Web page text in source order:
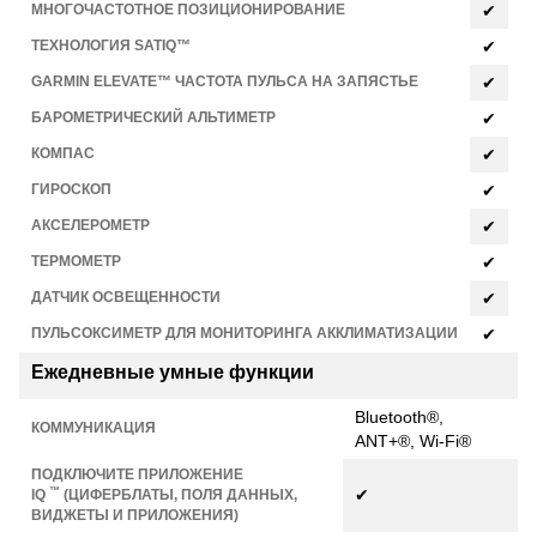
МНОГОЧАСТОТНОЕ ПОЗИЦИОНИРОВАНИЕ ✔
ТЕХНОЛОГИЯ SATIQ™ ✔
GARMIN ELEVATE™ ЧАСТОТА ПУЛЬСА НА ЗАПЯСТЬЕ ✔
БАРОМЕТРИЧЕСКИЙ АЛЬТИМЕТР ✔
КОМПАС ✔
ГИРОСКОП ✔
АКСЕЛЕРОМЕТР ✔
ТЕРМОМЕТР ✔
ДАТЧИК ОСВЕЩЕННОСТИ ✔
ПУЛЬСОКСИМЕТР ДЛЯ МОНИТОРИНГА АККЛИМАТИЗАЦИИ ✔
Ежедневные умные функции
КОММУНИКАЦИЯ
Bluetooth®,
ANT+®, Wi-Fi®
ПОДКЛЮЧИТЕ ПРИЛОЖЕНИЕ
IQ ™ (ЦИФЕРБЛАТЫ, ПОЛЯ ДАННЫХ,
ВИДЖЕТЫ И ПРИЛОЖЕНИЯ)
✔